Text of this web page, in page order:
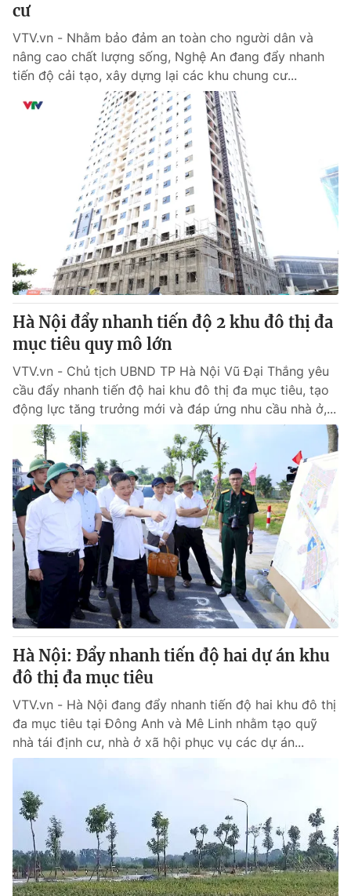
cư
VTV.vn - Nhằm bảo đảm an toàn cho người dân và
nâng cao chất lượng sống, Nghệ An đang đẩy nhanh
tiến độ cải tạo, xây dựng lại các khu chung cư...
Hà Nội đẩy nhanh tiến độ 2 khu đô thị đa
mục tiêu quy mô lớn
VTV.vn - Chủ tịch UBND TP Hà Nội Vũ Đại Thắng yêu
cầu đẩy nhanh tiến độ hai khu đô thị đa mục tiêu, tạo
động lực tăng trưởng mới và đáp ứng nhu cầu nhà ở,...
Hà Nội: Đẩy nhanh tiến độ hai dự án khu
đô thị đa mục tiêu
VTV.vn - Hà Nội đang đẩy nhanh tiến độ hai khu đô thị
đa mục tiêu tại Đông Anh và Mê Linh nhằm tạo quỹ
nhà tái định cư, nhà ở xã hội phục vụ các dự án...